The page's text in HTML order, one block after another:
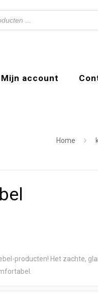
Mijn account
Home
producten! Het zachte,